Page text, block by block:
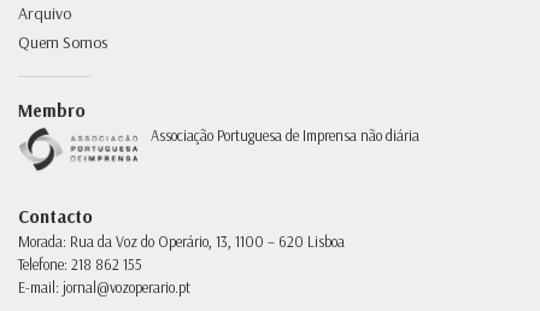
Arquivo
Quem Somos
Membro
Associação Portuguesa de Imprensa não diária
Contacto
Morada: Rua da Voz do Operário, 13, 1100 – 620 Lisboa
Telefone: 218 862 155
E-mail: jornal@vozoperario.pt